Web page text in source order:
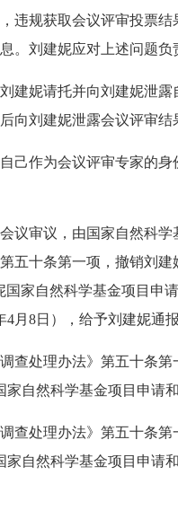
违规获取会议评审投票
。刘建妮应对上述问题负
妮请托并向刘建妮泄露
刘建妮泄露会议评审结
作为会议评审专家的身
审议，由国家自然科学
五十条第一项，撤销刘
家自然科学基金项目
月8日），给予刘建妮通报
处理办法》第五十条第
自然科学基金项目申请
处理办法》第五十条第
自然科学基金项目申请